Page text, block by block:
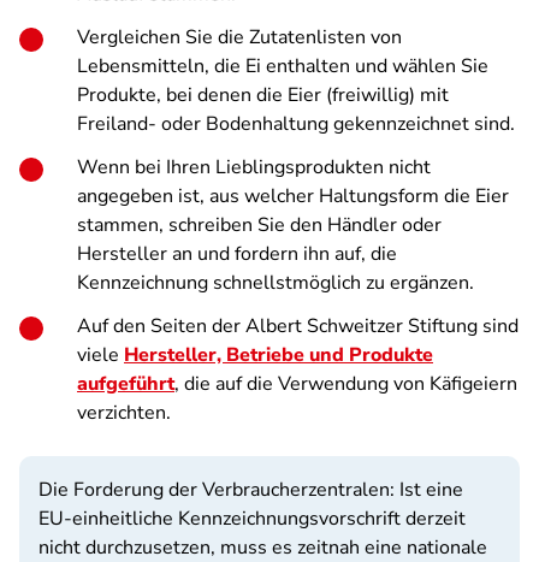
Vergleichen Sie die Zutatenlisten von
Lebensmitteln, die Ei enthalten und wählen Sie
Produkte, bei denen die Eier (freiwillig) mit
Freiland- oder Bodenhaltung gekennzeichnet sind.
Wenn bei Ihren Lieblingsprodukten nicht
angegeben ist, aus welcher Haltungsform die Eier
stammen, schreiben Sie den Händler oder
Hersteller an und fordern ihn auf, die
Kennzeichnung schnellstmöglich zu ergänzen.
Auf den Seiten der Albert Schweitzer Stiftung sind
viele Hersteller, Betriebe und Produkte
aufgeführt, die auf die Verwendung von Käfigeiern
verzichten.
Die Forderung der Verbraucherzentralen: Ist eine
EU-einheitliche Kennzeichnungsvorschrift derzeit
nicht durchzusetzen, muss es zeitnah eine nationale